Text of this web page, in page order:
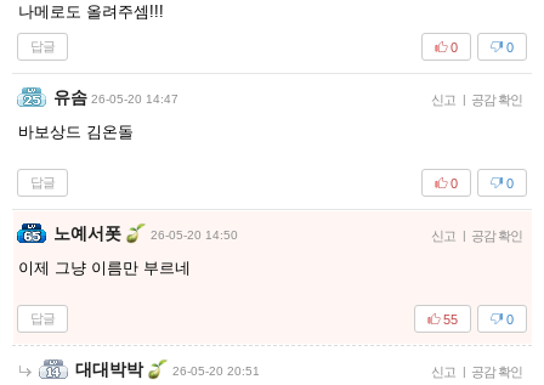
나메로도 올려주셈!!!
답글 0
0
유솜 26-05-20 14:47 신고 | 공감 확인
바보상드 김온돌
답글 0
0
노예서폿 26-05-20 14:50 신고 | 공감 확인
이제 그냥 이름만 부르네
답글 0
55
대대박박 26-05-20 20:51 신고 | 공감 확인